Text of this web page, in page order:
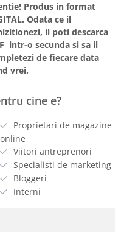
Produs in format
Odata ce il
il poti descarca
intr-o secunda si sa il
de fiecare data
vrei.
cine e?
Proprietari de magazine
online
Viitori antreprenori
Specialisti de marketing
Bloggeri
Interni